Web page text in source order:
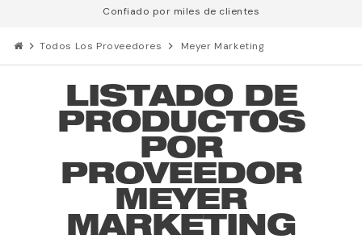
Confiado por miles de clientes
chevron_right Todos Los Proveedores chevron_right Meyer Marketing
LISTADO DE
PRODUCTOS
POR
PROVEEDOR
MEYER
MARKETING